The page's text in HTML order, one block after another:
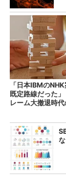
「日本IBMの
既定路線だった
レーム大撤退時